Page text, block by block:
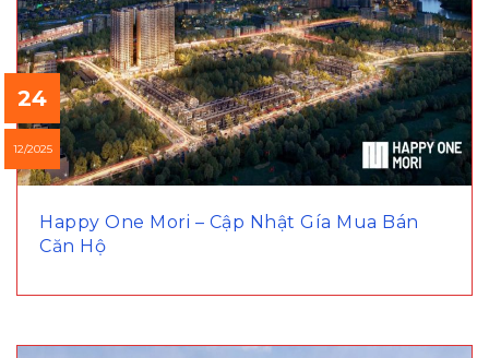
24
12/2025
Happy One Mori – Cập Nhật Gía Mua Bán
Căn Hộ